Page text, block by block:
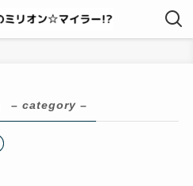
– category –